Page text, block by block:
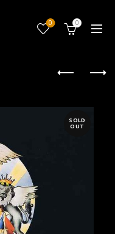
0 0
SOLD
OUT